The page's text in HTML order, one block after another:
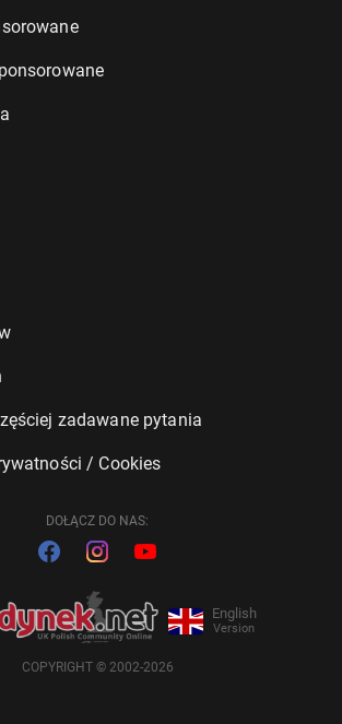
zadawane pytania
/ Cookies
DOŁĄCZ DO NAS:
English
Version
COPYRIGHT © 2002-2026